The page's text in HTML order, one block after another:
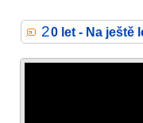
20 let - Na ještě